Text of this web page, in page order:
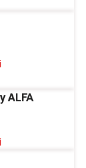
ALFA